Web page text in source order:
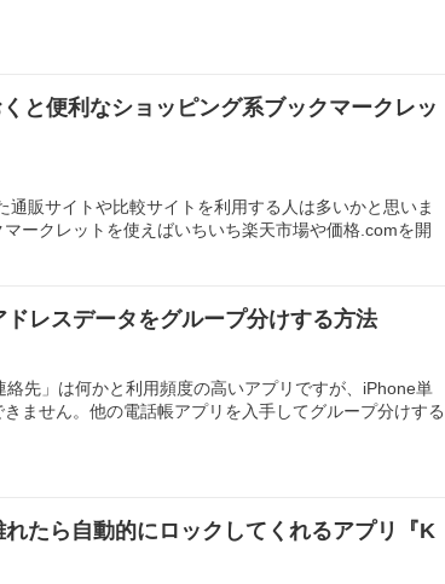
と便利なショッピング系ブックマークレッ
販サイトや比較サイトを利用する人は多いかと思いま
ークレットを使えばいちいち楽天市場や価格.comを開
ドレスデータをグループ分けする方法
先」は何かと利用頻度の高いアプリですが、iPhone単
ません。他の電話帳アプリを入手してグループ分けする
たら自動的にロックしてくれるアプリ『K